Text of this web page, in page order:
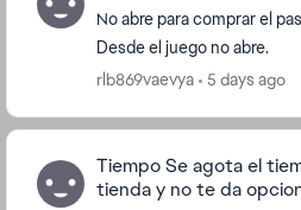
No abre para comprar el
Desde el juego no abre.
rlb869vaevya
5 days ago
Tiempo Se agota el tiempo de compra en la
tienda y no te da